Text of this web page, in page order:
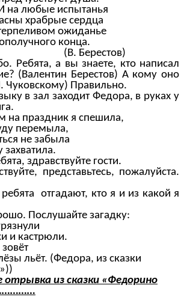
любые испытанья
сердца
ожиданье
конца.
Ребята, а вы знаете, кто написал
(Валентин Берестов) А кому оно
Чуковскому) Правильно.
в зал заходит Федора, в руках у
праздник я спешила,
не забыла
здравствуйте гости.
представьтесь, пожалуйста.
отгадают, кто я и из какой я
Послушайте загадку:
кастрюли.
льёт. (Федора, из сказки
отрывка из сказки «Федорино